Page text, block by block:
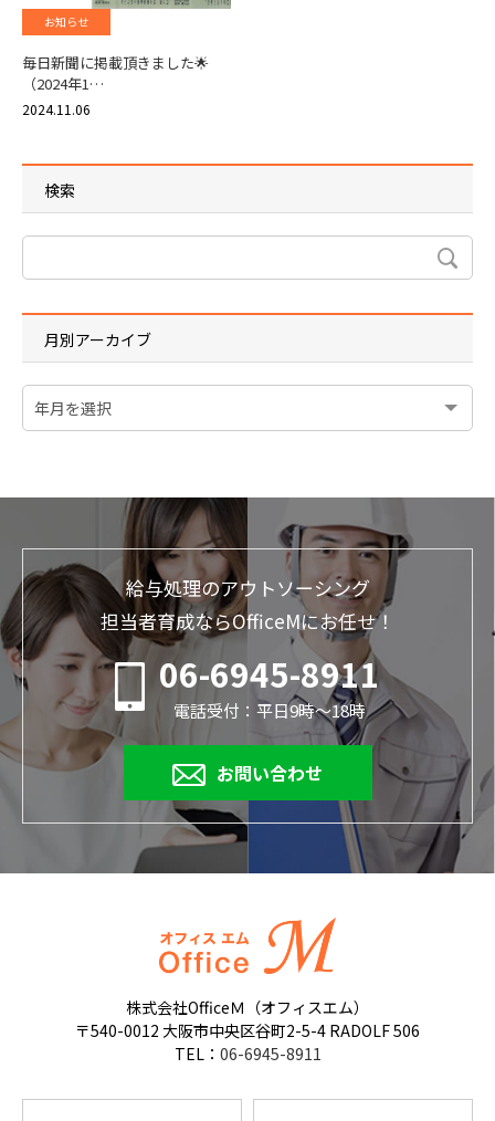
お知らせ
毎日新聞に掲載頂きました🌟
（2024年1…
2024.11.06
検索
月別アーカイブ
給与処理のアウトソーシング
担当者育成ならOfficeMにお任せ！
06-6945-8911
電話受付：平日9時～18時
お問い合わせ
株式会社OfficeＭ（オフィスエム）
〒540-0012 大阪市中央区谷町2-5-4 RADOLF 506
TEL： 06-6945-8911